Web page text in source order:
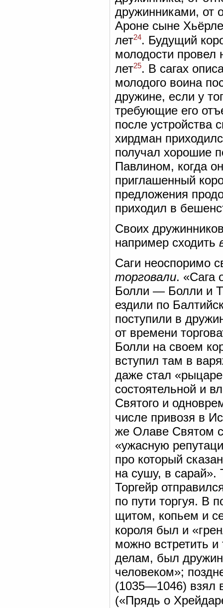
дружинниками, от
Ароне сыне
лет24. Будущий
молодости провел
лет25. В сагах
молодого воина
дружине, если у
требующие его
после устройства
хирдман
получал хорошие
Павлином, когда
приглашенный
предложения
приходил в
Своих
например сходить
Саги неоспоримо
торговали. «Сага
Болли — Болли и
ездили по
поступили в
от времени
Болли на своем
вступил там в
даже стал
состоятельной и
Святого и
числе привозя в
же Олаве Святом
«ужасную
про который
на сушу, в сарай».
Торгейр
по пути торгуя. В
щитом, копьем и
короля был и
можно встретить
делам, был
человеком»;
(1035—1046) взял
(«Прядь о